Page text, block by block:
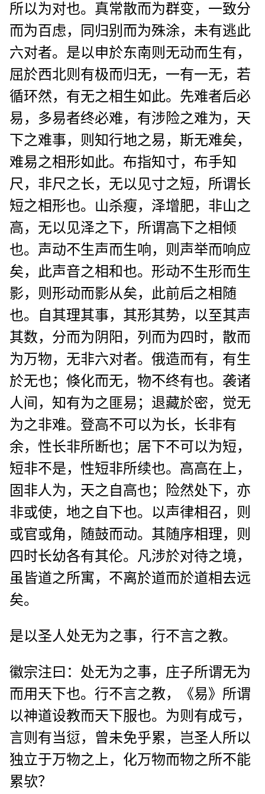
所以为对也。真常散而为群变，一致分
而为百虑，同归别而为殊涂，未有逃此
六对者。是以申於东南则无动而生有，
屈於西北则有极而归无，一有一无，若
循环然，有无之相生如此。先难者后必
易，多易者终必难，有涉险之难为，天
下之难事，则知行地之易，斯无难矣，
难易之相形如此。布指知寸，布手知
尺，非尺之长，无以见寸之短，所谓长
短之相形也。山杀瘦，泽增肥，非山之
高，无以见泽之下，所谓高下之相倾
也。声动不生声而生响，则声举而响应
矣，此声音之相和也。形动不生形而生
影，则形动而影从矣，此前后之相随
也。自其理其事，其形其势，以至其声
其数，分而为阴阳，列而为四时，散而
为万物，无非六对者。俄造而有，有生
於无也；倏化而无，物不终有也。袭诸
人间，知有为之匪易；退藏於密，觉无
为之非难。登高不可以为长，长非有
余，性长非所断也；居下不可以为短，
短非不是，性短非所续也。高高在上，
固非人为，天之自高也；险然处下，亦
非或使，地之自下也。以声律相召，则
或官或角，随鼓而动。其随序相理，则
四时长幼各有其伦。凡涉於对待之境，
虽皆道之所寓，不离於道而於道相去远
矣。
是以圣人处无为之事，行不言之教。
徽宗注曰：处无为之事，庄子所谓无为
而用天下也。行不言之教，《易》所谓
以神道设教而天下服也。为则有成亏，
言则有当愆，曾未免乎累，岂圣人所以
独立于万物之上，化万物而物之所不能
累欤？